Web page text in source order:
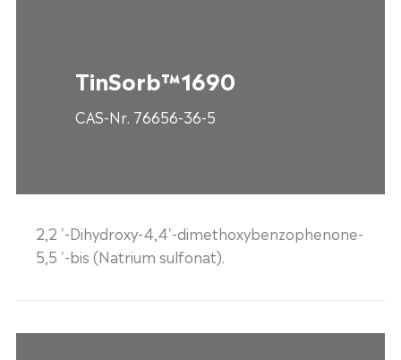
TinSorb™1690
CAS-Nr. 76656-36-5
2,2 '-Dihydroxy-4,4'-dimethoxybenzophenone-
5,5 '-bis (Natrium sulfonat).